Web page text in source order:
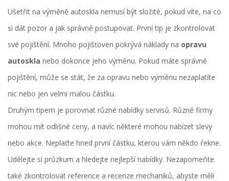
Ušetřit na výměně autoskla nemusí být složité, pokud víte, na co
si dát pozor a jak správně postupovat. První tip je zkontrolovat
své pojištění. Mnoho pojišťoven pokrývá náklady na opravu
autoskla nebo dokonce jeho výměnu. Pokud máte správné
pojištění, může se stát, že za opravu nebo výměnu nezaplatíte
nic nebo jen velmi malou částku.
Druhým tipem je porovnat různé nabídky servisů. Různé firmy
mohou mít odlišné ceny, a navíc některé mohou nabízet slevy
nebo akce. Neplaťte hned první částku, kterou vám někdo řekne.
Udělejte si průzkum a hledejte nejlepší nabídky. Nezapomeňte
také zkontrolovat reference a recenze mechaniků, abyste měli